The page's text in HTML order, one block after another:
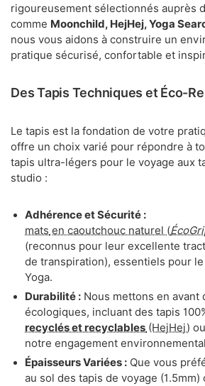
rigoureusement sélectionnés auprès
comme Moonchild, HejHej, Yoga
nous vous aidons à construire un
pratique sécurisé, confortable et
Des Tapis Techniques et Éco-
Le tapis est la fondation de votre
offre un choix varié pour répondre à
tapis ultra-légers pour le voyage aux
studio :
Adhérence et Sécurité :
mats en caoutchouc naturel (
(reconnus pour leur excellente
de transpiration), essentiels pour
Yoga.
Durabilité : Nous mettons en avant
écologiques, incluant des tapis
recyclés et recyclables (HejHej)
notre engagement
Épaisseurs Variées : Que vous
au sol des tapis de voyage